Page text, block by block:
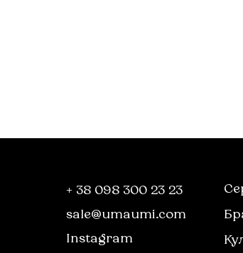
+ 38 098 300 23 23
sale@umaumi.com
Instagram